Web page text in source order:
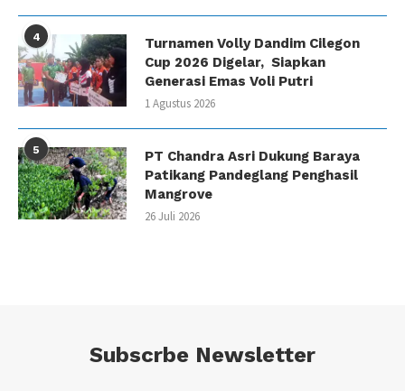
4
Turnamen Volly Dandim Cilegon
Cup 2026 Digelar, Siapkan
Generasi Emas Voli Putri
1 Agustus 2026
5
PT Chandra Asri Dukung Baraya
Patikang Pandeglang Penghasil
Mangrove
26 Juli 2026
Subscrbe Newsletter